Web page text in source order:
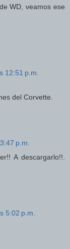
WD, veamos ese
12:51 p.m.
del Corvette.
p.m.
A descargarlo!!.
5:02 p.m.